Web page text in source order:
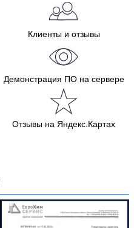
Клиенты и отзывы
Демонстрация ПО на сервере
Отзывы на Яндекс.Картах